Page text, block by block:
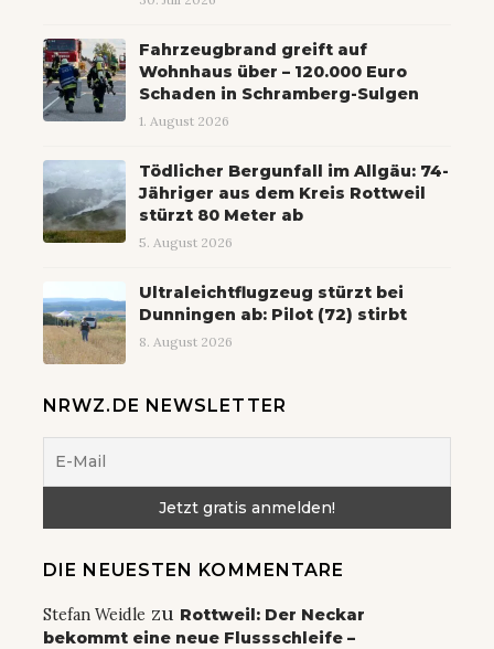
Fahrzeugbrand greift auf
Wohnhaus über – 120.000 Euro
Schaden in Schramberg-Sulgen
1. August 2026
Tödlicher Bergunfall im Allgäu: 74-
Jähriger aus dem Kreis Rottweil
stürzt 80 Meter ab
5. August 2026
Ultraleichtflugzeug stürzt bei
Dunningen ab: Pilot (72) stirbt
8. August 2026
NRWZ.DE NEWSLETTER
DIE NEUESTEN KOMMENTARE
Stefan Weidle zu Rottweil: Der Neckar
bekommt eine neue Flussschleife –